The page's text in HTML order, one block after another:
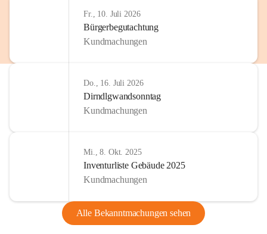
Fr., 10. Juli 2026
Bürgerbegutachtung
Kundmachungen
Do., 16. Juli 2026
Dirndlgwandsonntag
Kundmachungen
Mi., 8. Okt. 2025
Inventurliste Gebäude 2025
Kundmachungen
Alle Bekanntmachungen sehen